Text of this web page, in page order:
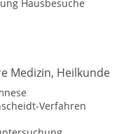
Hausbesuche
Medizin, Heilkunde
Verfahren